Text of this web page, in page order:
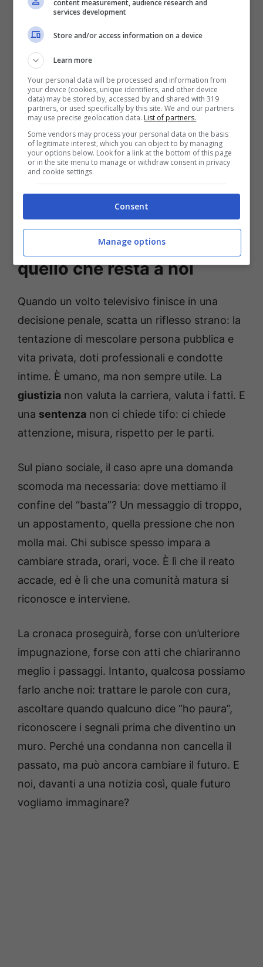
atti ufficiali completi, non possiamo dire di
più. Ed è giusto così.
C’è poi un contesto che non va ignorato.
Negli ultimi anni, i reati in area “codice rosso”
hanno avuto più attenzione istituzionale. Le
forze dell’ordine e le procure hanno affinato
prassi e strumenti. Le statistiche disponibili
indicano un aumento delle denunce per
stalkingrispetto al passato recente, segno di
che, pur con i suoi limiti, prova a reagire.
Il clima intorno al caso e
quello che resta a noi
Quando un volto televisivo finisce in una
decisione penale, scatta un riflesso strano: la
tentazione di mescolare persona pubblica e
vita privata, doti professionali e condotte
intime. È umano, ma non sempre utile. La
giustizia non valuta la carriera, valuta i fatti. E
una sentenza non ci chiede tifo: ci chiede
attenzione, misura, rispetto per le parti.
Sul piano sociale, il caso apre una domanda
scomoda ma necessaria: dove mettiamo il
confine del “basta”? Un messaggio di troppo,
un appostamento, quella pressione che non
molla mai. Chi subisce spesso impara a
cambiare strada, orari, voce. È lì che il reato
accade, ed è lì che una comunità matura si
riconosce e interviene.
La cronaca proseguirà, forse con un’ulteriore
impugnazione, forse con atti che chiariranno
meglio i passaggi. Intanto, qualcosa possiamo
farlo anche noi: trattare le parole con cura,
ascoltare quando qualcuno dice “ho paura”,
riconoscere i segnali prima che diventino un
muro. Perché una condanna non cancella il
passato, ma può ancora cambiare il futuro. E
noi, davanti a una notizia così, quale futuro
vogliamo immaginare?
content measurement, audience research and
services development
Store and/or access information on a device
Learn more
Your personal data will be processed and information from
your device (cookies, unique identifiers, and other device
data) may be stored by, accessed by and shared with 319
partners, or used specifically by this site. We and our partners
may use precise geolocation data. List of partners.
Some vendors may process your personal data on the basis
of legitimate interest, which you can object to by managing
your options below. Look for a link at the bottom of this page
or in the site menu to manage or withdraw consent in privacy
and cookie settings.
Consent
Manage options